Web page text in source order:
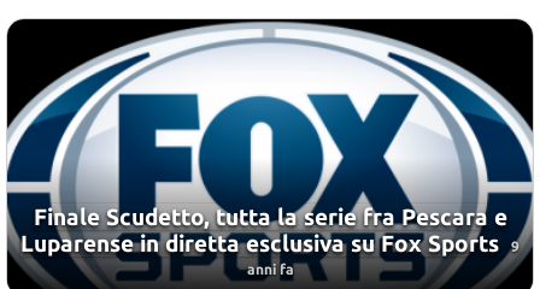
Finale Scudetto, tutta la serie fra Pescara e
Luparense in diretta esclusiva su Fox Sports
9
anni fa